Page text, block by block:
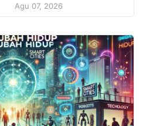
berpengalaman maupun
penuh potensi untuk meraih
Namun, di […]
Agu 07, 2026